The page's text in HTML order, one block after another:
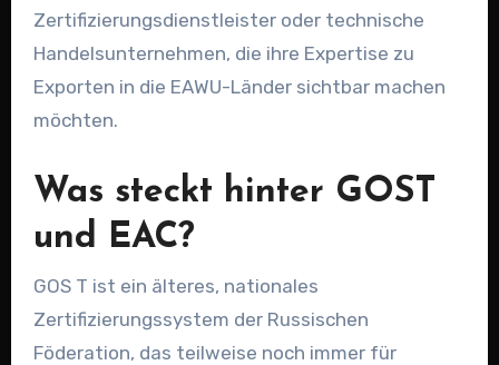
Zertifizierungsdienstleister oder technische
Handelsunternehmen, die ihre Expertise zu
Exporten in die EAWU-Länder sichtbar machen
möchten.
Was steckt hinter GOST
und EAC?
GOS T ist ein älteres, nationales
Zertifizierungssystem der Russischen
Föderation, das teilweise noch immer für